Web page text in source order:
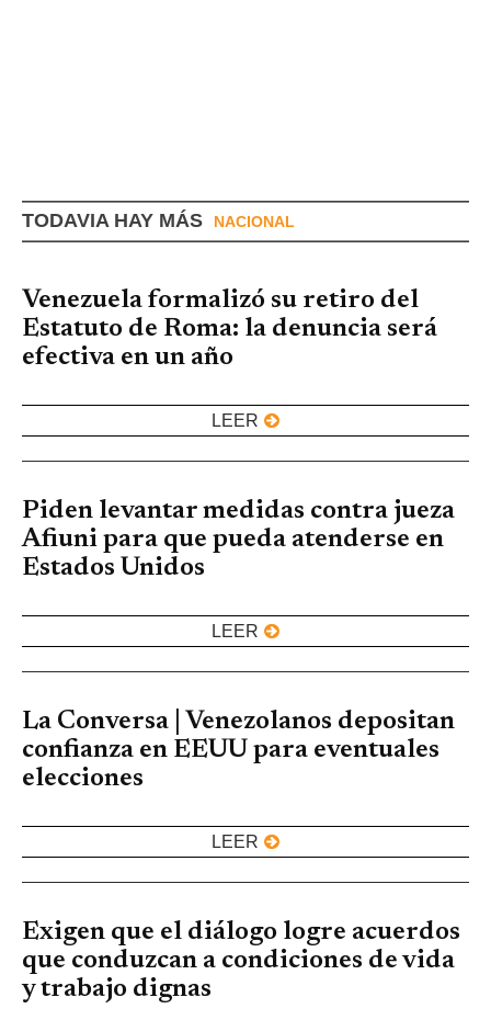
TODAVIA HAY MÁS NACIONAL
Venezuela formalizó su retiro del
Estatuto de Roma: la denuncia será
efectiva en un año
LEER
Piden levantar medidas contra jueza
Afiuni para que pueda atenderse en
Estados Unidos
LEER
La Conversa | Venezolanos depositan
confianza en EEUU para eventuales
elecciones
LEER
Exigen que el diálogo logre acuerdos
que conduzcan a condiciones de vida
y trabajo dignas